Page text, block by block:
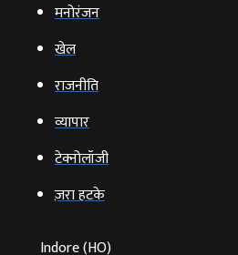
मनोरंजन
खेल
राजनीति
व्‍यापार
टेक्‍नोलॉजी
ज़रा हटके
Indore (HO)